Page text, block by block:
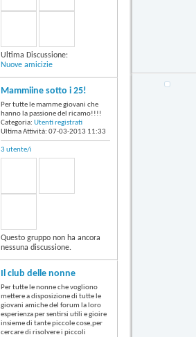
Ultima Discussione:
Nuove amicizie
Mammiine sotto i 25!
Per tutte le mamme giovani che
hanno la passione del ricamo!!!!
Categoria: Utenti registrati
Ultima Attività: 07-03-2013 11:33
3 utente/i
Questo gruppo non ha ancora
nessuna discussione.
Il club delle nonne
Per tutte le nonne che vogliono
mettere a disposizione di tutte le
giovani amiche del forum la loro
esperienza per sentirsi utili e gioire
insieme di tante piccole cose,per
cercare di risolvere i piccoli